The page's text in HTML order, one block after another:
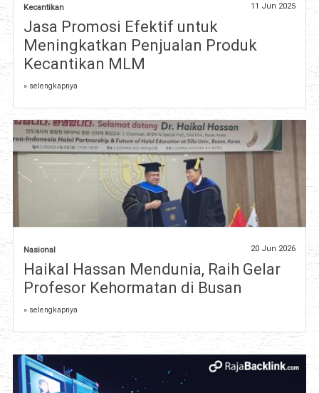
Kecantikan 11 Jun 2025
Jasa Promosi Efektif untuk
Meningkatkan Penjualan Produk
Kecantikan MLM
» selengkapnya
Nasional 20 Jun 2026
Haikal Hassan Mendunia, Raih Gelar
Profesor Kehormatan di Busan
» selengkapnya